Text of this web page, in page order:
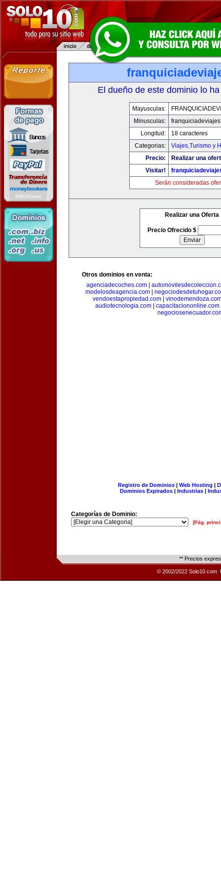
El dueño de este dominio lo
Mayusculas:
Minusculas:
Longitud:
18 caracteres
Categorias:
Viajes,Turismo y
Precio:
Realizar una
Visitar!
Serán consideradas
Realizar una Oferta
Precio Ofrecido $
Otros dominios en venta:
agenciadecoches.com
modelosdeagencia.com
vendoestapropiedad.com|
audiotecnologia.com
capacitaciononline.com
Registro de Dominios| Web Hosting |
Dominios Expirados | Industrias |
Categorías de Dominio:
[Pág.
** Precios
© 2002/2022 Solo10.com